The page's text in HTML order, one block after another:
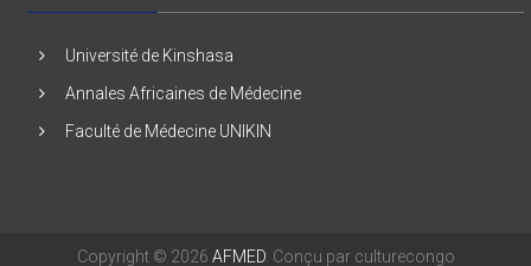
Université de Kinshasa
Annales Africaines de Médecine
Faculté de Médecine UNIKIN
Copyright © 2026 AFMED. Conçu par culturecongo